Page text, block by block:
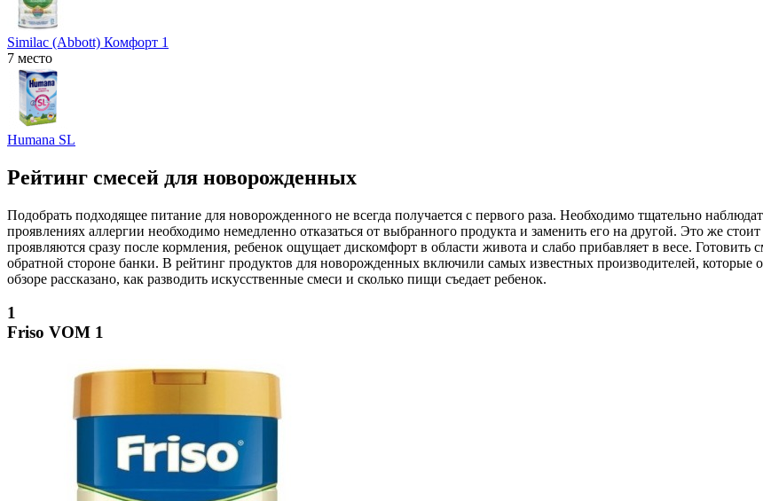
Similac (Abbott) Комфорт 1
7 место
Humana SL
Рейтинг смесей для новорожденных
Подобрать подходящее питание для новорожденного не всегда получается с первого раза. Необходимо тщательно
проявлениях аллергии необходимо немедленно отказаться от выбранного продукта и заменить его на другой. Это же
проявляются сразу после кормления, ребенок ощущает дискомфорт в области живота и слабо прибавляет в весе.
обратной стороне банки. В рейтинг продуктов для новорожденных включили самых известных производителей,
обзоре рассказано, как разводить искусственные смеси и сколько пищи съедает ребенок.
1
Friso VOM 1